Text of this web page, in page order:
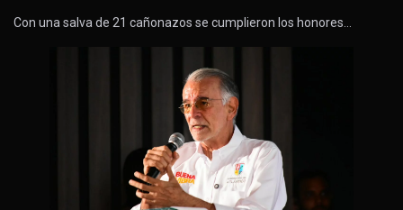
Con una salva de 21 cañonazos se cumplieron los honores…